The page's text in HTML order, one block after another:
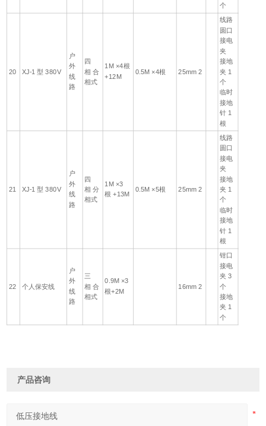
个
20 XJ-1 型 380V
户
外
线
路
四
相 合
相式
1M ×4根
+12M
0.5M ×4根 25mm 2
线路
圆口
接电
夹
接地
夹 1
个
临时
接地
针 1
根
21 XJ-1 型 380V
户
外
线
路
四
相 分
相式
1M ×3
根 +13M
0.5M ×5根 25mm 2
线路
圆口
接电
夹
接地
夹 1
个
临时
接地
针 1
根
22 个人保安线
户
外
线
路
三
相 合
相式
0.9M ×3
根+2M
16mm 2
钳口
接电
夹 3
个
接地
夹 1
个
产品咨询